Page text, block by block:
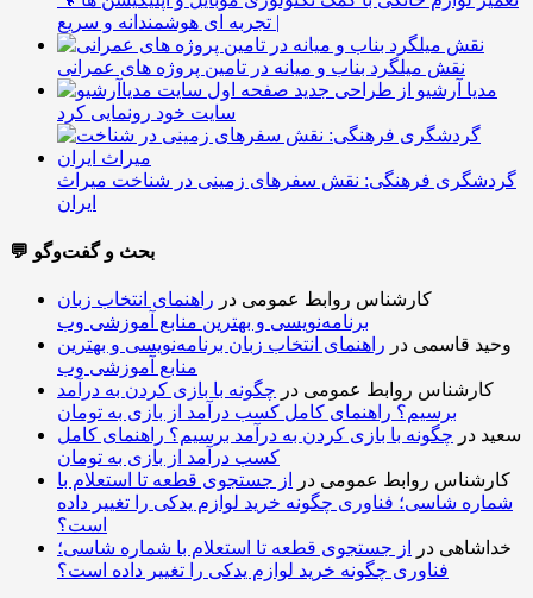
| تجربه ای هوشمندانه و سریع
نقش میلگرد بناب و میانه در تامین پروژه های عمرانی
مدیا آرشیو از طراحی جدید
سایت خود رونمایی کرد
گردشگری فرهنگی: نقش سفرهای زمینی در شناخت میراث
ایران
💬 بحث و گفت‌وگو
کارشناس روابط عمومی در راهنمای انتخاب زبان
برنامه‌نویسی و بهترین منابع آموزشی وب
وحید قاسمی در راهنمای انتخاب زبان برنامه‌نویسی و بهترین
منابع آموزشی وب
کارشناس روابط عمومی در چگونه با بازی کردن به درآمد
برسیم؟ راهنمای کامل کسب درآمد از بازی به تومان
سعید در چگونه با بازی کردن به درآمد برسیم؟ راهنمای کامل
کسب درآمد از بازی به تومان
کارشناس روابط عمومی در
از جستجوی قطعه تا استعلام با
شماره شاسی؛ فناوری چگونه خرید لوازم یدکی را تغییر داده
است؟
خداشاهی در
از جستجوی قطعه تا استعلام با شماره شاسی؛
فناوری چگونه خرید لوازم یدکی را تغییر داده است؟